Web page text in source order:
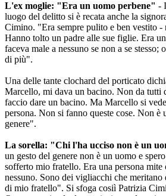
L'ex moglie: "Era un uomo perbene" -
luogo del delitto si è recata anche la
Cimino. "Era sempre pulito e ben vestito -
Hanno tolto un padre alle sue figlie. Era
faceva male a nessuno se non a se
di più".
Una delle tante clochard del porticato
Marcello, mi dava un bacino. Non da tutti
faccio dare un bacino. Ma Marcello si
persona. Non si fanno queste cose. Non è
genere".
La sorella: "Chi l'ha ucciso non è un
un gesto del genere non è un uomo e
sofferto mio fratello. Era una persona mite
nessuno. Sono dei vigliacchi che meritano
di mio fratello". Si sfoga cosiì Patrizia